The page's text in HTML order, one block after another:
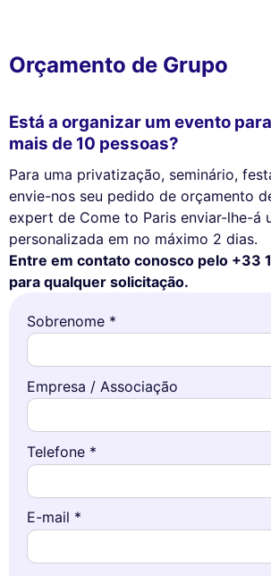
Orçamento de Grupo
Está a organizar um evento
mais de 10 pessoas?
Para uma privatização, seminário,
envie-nos seu pedido de orçamento
expert de Come to Paris enviar-lhe-á
personalizada em no máximo 2 dias.
Entre em contato conosco pelo +33
para qualquer solicitação.
Sobrenome *
Empresa / Associação
Telefone *
E-mail *